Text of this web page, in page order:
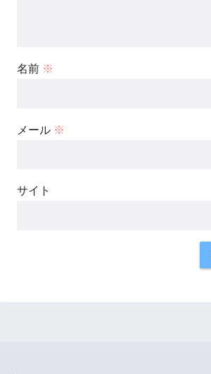
名前 ※
メール ※
サイト